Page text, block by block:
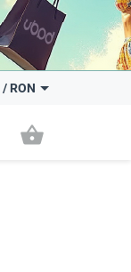
/ RON
shopping_basket